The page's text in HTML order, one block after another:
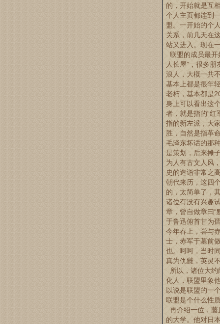
的，开始就是互
个人主页都连到
盟。一开始的个
关系，前几天在
站又进入。现在
联盟的成员最
人长屋”，很多
浪人，大概一共
基本上都是很年
老朽，基本都是
身上可以看出这
者，就是指的“红
指的新左派，大
胜，自然是指革
毛泽东坏话的那
是策划，后来摊
为人有古文人风
史的造诣非常之
朝代来历，这四
的，太简单了，
诸位有没有兴趣
章，曾自做章曰“
于鲁迅俯首甘为
今年春上，尝与
士，赤军于墓前
也。呵呵，当时
真为仇雠，英灵
所以，诸位大
化人，联盟里象
以说是联盟的一
联盟是个什么性
再介绍一位，
的大学。他对日